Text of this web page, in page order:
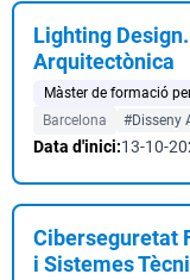
Lighting
Arquitectònica
Màster de formació
Barcelona
#Disseny
Data d'inici:13-10-
Ciberseguretat
i Sistemes